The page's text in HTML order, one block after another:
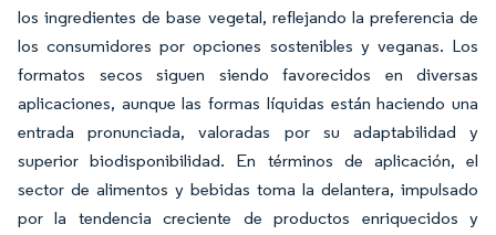
los ingredientes de base vegetal, reflejando la preferencia de
los consumidores por opciones sostenibles y veganas. Los
formatos secos siguen siendo favorecidos en diversas
aplicaciones, aunque las formas líquidas están haciendo una
entrada pronunciada, valoradas por su adaptabilidad y
superior biodisponibilidad. En términos de aplicación, el
sector de alimentos y bebidas toma la delantera, impulsado
por la tendencia creciente de productos enriquecidos y